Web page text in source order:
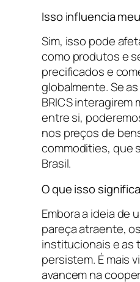
Isso influencia
Sim, isso pode
como produtos e
precificados e
globalmente. Se
BRICS
entre si,
nos preços de
commodities, que
Brasil.
O que isso
Embora a ideia de
pareça atraente,
institucionais e as
persistem. É mais
avancem na